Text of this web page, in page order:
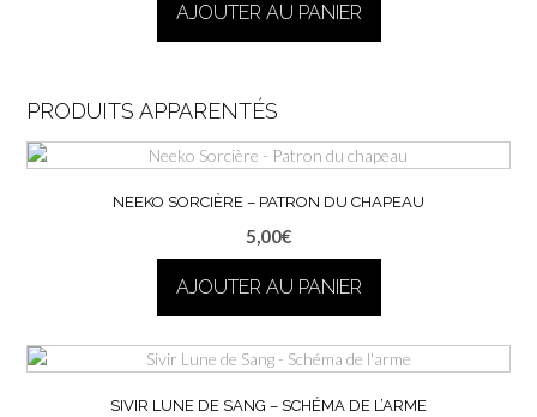
AJOUTER AU PANIER
PRODUITS APPARENTÉS
NEEKO SORCIÈRE – PATRON DU CHAPEAU
5,00€
AJOUTER AU PANIER
SIVIR LUNE DE SANG – SCHÉMA DE L’ARME